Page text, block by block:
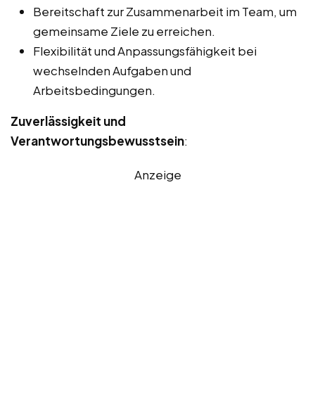
Bereitschaft zur Zusammenarbeit im Team, um
gemeinsame Ziele zu erreichen.
Flexibilität und Anpassungsfähigkeit bei
wechselnden Aufgaben und
Arbeitsbedingungen.
Zuverlässigkeit und
Verantwortungsbewusstsein:
Anzeige